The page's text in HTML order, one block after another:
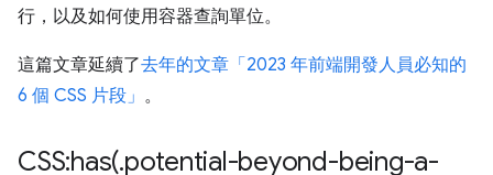
行，以及如何使用容器查詢單位。
這篇文章延續了去年的文章「2023 年前端開發人員必知的
6 個 CSS 片段」 。
CSS:has(.potential-beyond-being-a-